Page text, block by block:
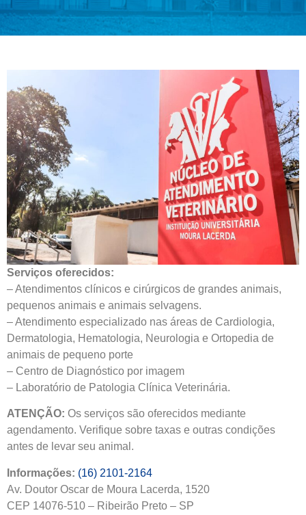
Serviços oferecidos:
– Atendimentos clínicos e cirúrgicos de grandes animais,
pequenos animais e animais selvagens.
– Atendimento especializado nas áreas de Cardiologia,
Dermatologia, Hematologia, Neurologia e Ortopedia de
animais de pequeno porte
– Centro de Diagnóstico por imagem
– Laboratório de Patologia Clínica Veterinária.
ATENÇÃO: Os serviços são oferecidos mediante
agendamento. Verifique sobre taxas e outras condições
antes de levar seu animal.
Informações: (16) 2101-2164
Av. Doutor Oscar de Moura Lacerda, 1520
CEP 14076-510 – Ribeirão Preto – SP